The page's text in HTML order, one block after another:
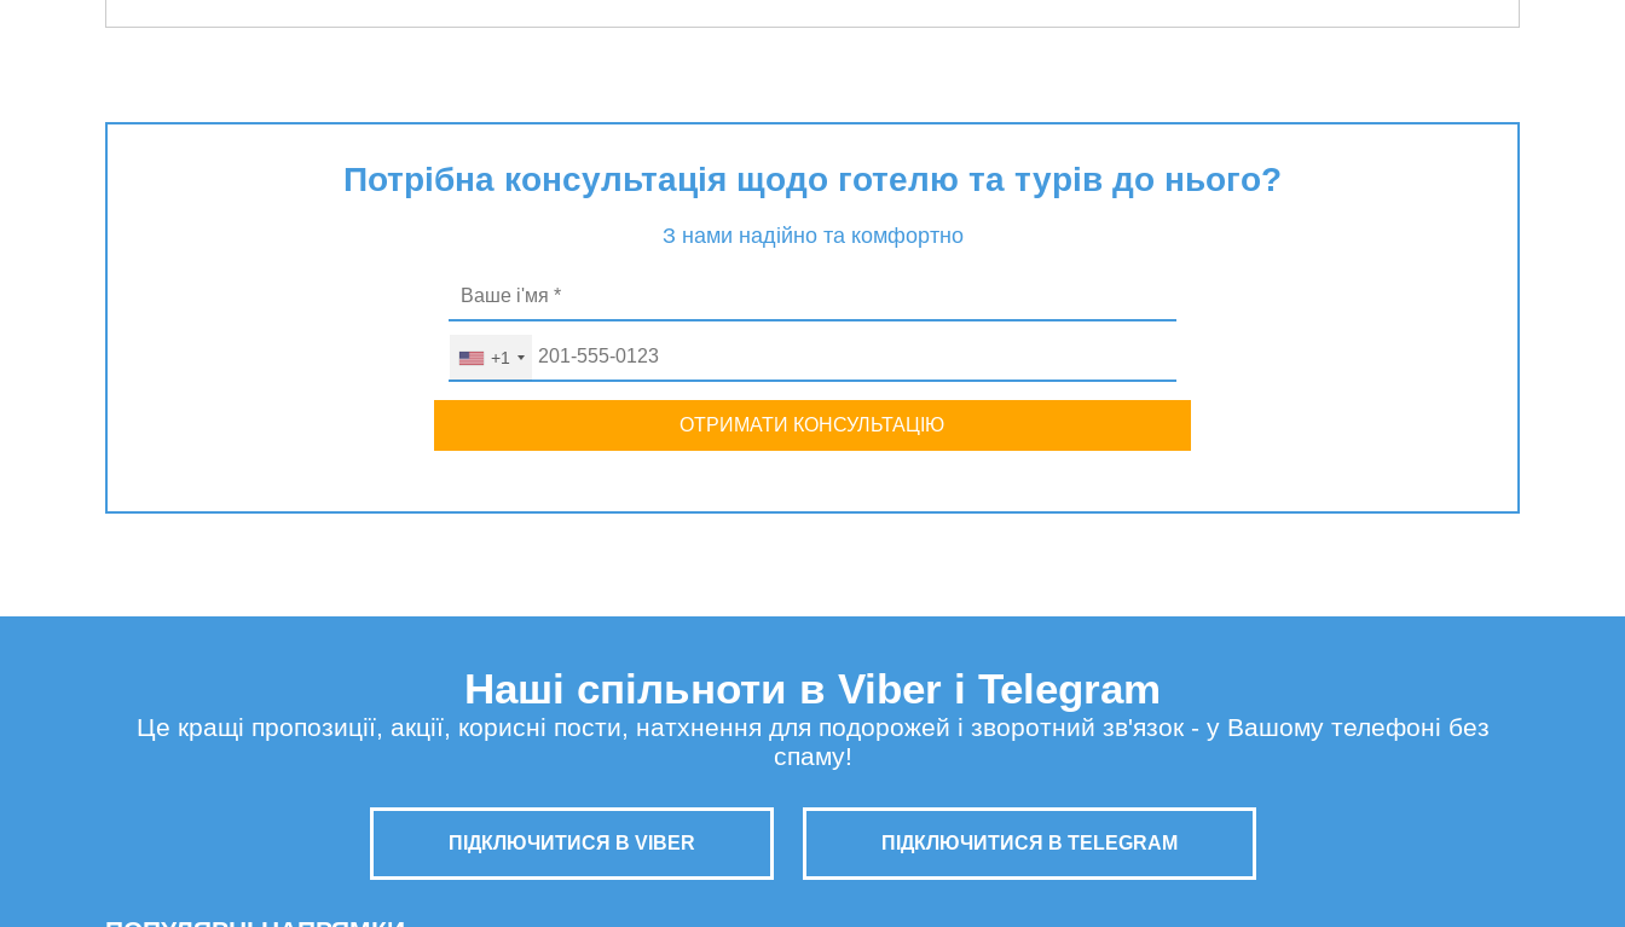
Потрібна консультація щодо готелю та турів до нього?
З нами надійно та комфортно
+1
ОТРИМАТИ КОНСУЛЬТАЦІЮ
Наші спільноти в Viber і Telegram
Це кращі пропозиції, акції, корисні пости, натхнення для подорожей і зворотний зв'язок - у Вашому телефоні без
спаму!
ПІДКЛЮЧИТИСЯ В VIBER ПІДКЛЮЧИТИСЯ В TELEGRAM